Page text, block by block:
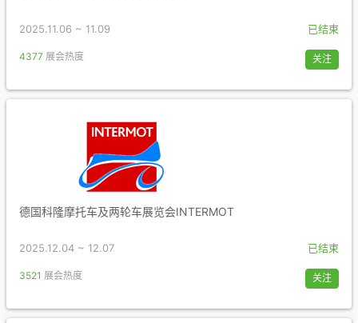
2025.11.06 ~ 11.09 已结束
4377 展会热度 关注
德国科隆摩托车及两轮车展览会INTERMOT
2025.12.04 ~ 12.07 已结束
3521 展会热度 关注